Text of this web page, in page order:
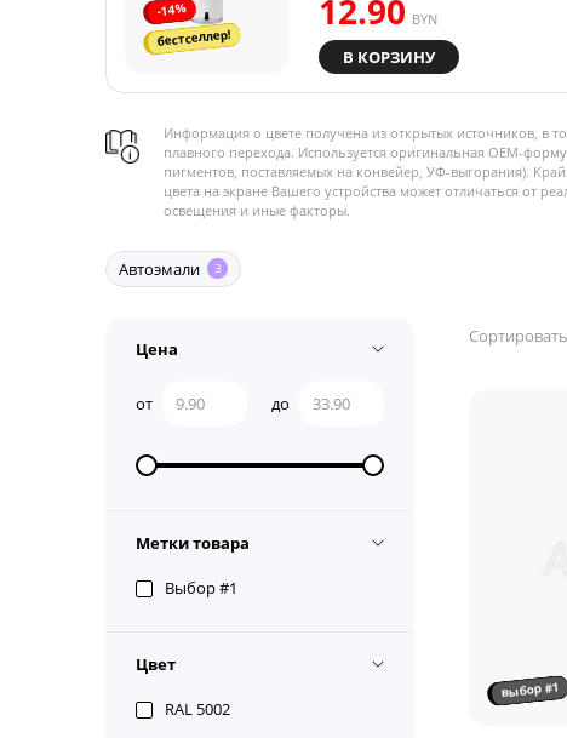
-14%
бестселлер!
12.90 BYN
В КОРЗИНУ
Информация о цвете получена из открытых источников, в
плавного перехода. Используется оригинальная OEM-
пигментов, поставляемых на конвейер, УФ-выгорания).
цвета на экране Вашего устройства может отличаться от
освещения и иные факторы.
Автоэмали 3
Цена
от до
Метки товара
Выбор #1
Цвет
RAL 5002
выбор #1